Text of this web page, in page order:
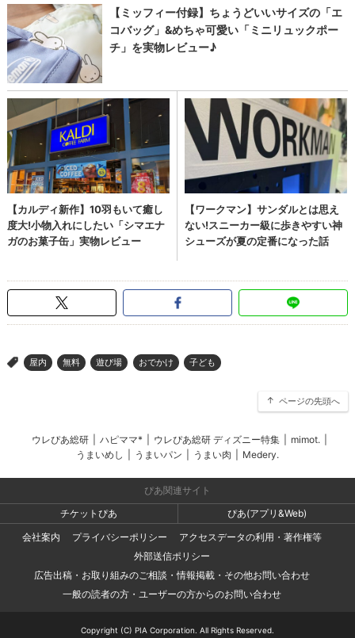
> 屋内 無料 遊び場 おでかけ 子ども
ページの先頭へ
ウレぴあ総研 ハピママ* ウレぴあ総研 ディズニー特集 mimot.
うまいめし
うまいパン うまい肉 Medery.
ぴあ関連サイト
チケットぴあ
ぴあ(アプリ&Web)
会社案内
プライバシーポリシー
アクセスデータの利用・著作権等
外部送信ポリシー
広告出稿・お取り組みのご相談・情報掲載・その他お問い合わせ
一般の読者の方・ユーザーの方からのお問い合わせ
Copyright (C) PIA Corporation. All Rights Reserved.